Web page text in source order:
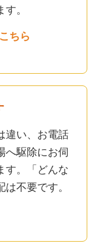
。
ちら
違い、お電話
へ駆除にお伺
す。「どんな
不要です。